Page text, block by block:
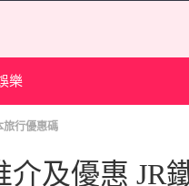
樂
旅行優惠碼
介及優惠 JR